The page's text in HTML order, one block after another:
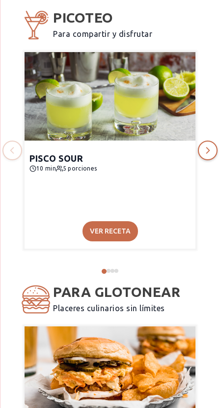
PICOTEO
Para compartir y disfrutar
PISCO SOUR
10 min 5 porciones
VER RECETA
PARA GLOTONEAR
Placeres culinarios sin límites